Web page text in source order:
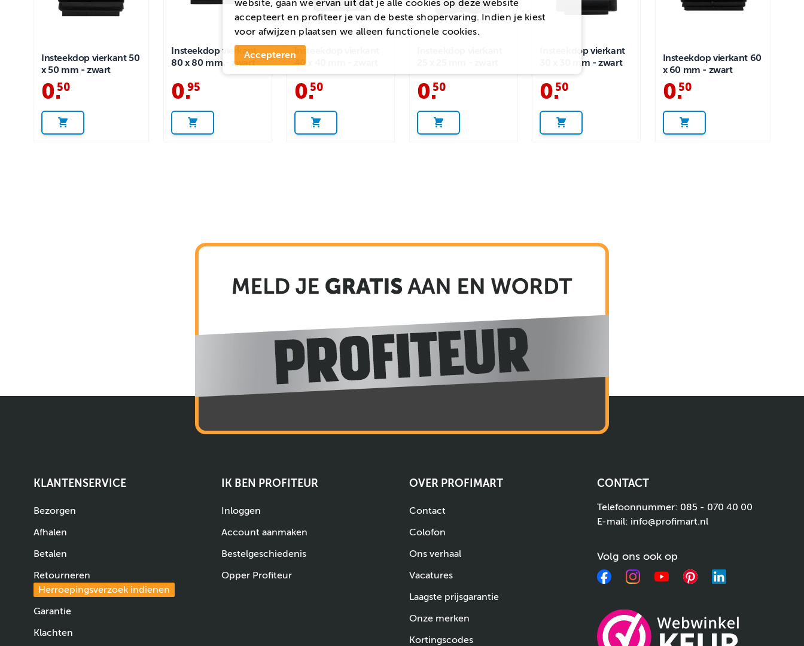
Insteekdop vierkant 50
x 50 mm - zwart
0.
50
Insteekdop vierkant
80 x 80 mm - zwart
0.
95
Insteekdop vierkant
40 x 40 mm - zwart
0.
50 0.
50
Insteekdop vierkant
30 x 30 mm - zwart
0.
50
Insteekdop vierkant 60
x 60 mm - zwart
0.
50
KLANTENSERVICE
Bezorgen
Afhalen
Betalen
Retourneren
Herroepingsverzoek indienen
Garantie
Klachten
IK BEN PROFITEUR
Inloggen
Account aanmaken
Bestelgeschiedenis
Opper Profiteur
OVER PROFIMART
Contact
Colofon
Ons verhaal
Vacatures
Laagste prijsgarantie
Onze merken
Kortingscodes
CONTACT
Telefoonnummer: 085 - 070 40 00
E-mail: info@profimart.nl
Volg ons ook op
FacebookInstagramYouTubePinterestLinkedIn
website, gaan we ervan uit dat je alle cookies op deze website
accepteert en profiteer je van de beste shopervaring. Indien je kiest
voor afwijzen plaatsen we alleen functionele cookies.
Accepteren